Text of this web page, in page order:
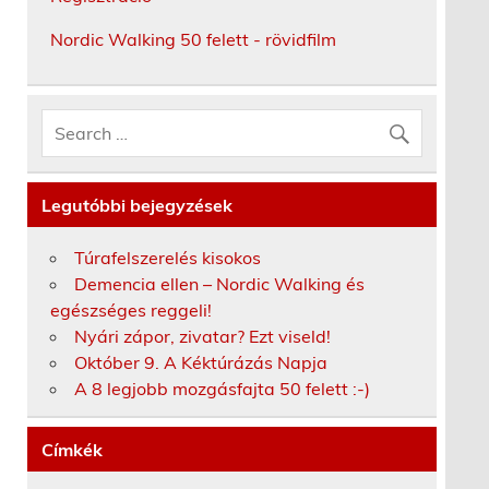
Nordic Walking 50 felett - rövidfilm
Legutóbbi bejegyzések
Túrafelszerelés kisokos
Demencia ellen – Nordic Walking és
egészséges reggeli!
Nyári zápor, zivatar? Ezt viseld!
Október 9. A Kéktúrázás Napja
A 8 legjobb mozgásfajta 50 felett :-)
Címkék